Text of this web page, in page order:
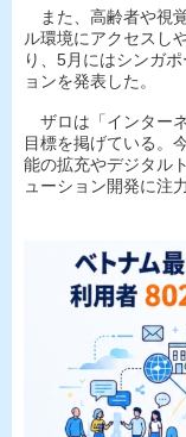
また、高齢者や視
ル環境にアクセスし
り、5月にはシンガ
ョンを発表した。
ザロは「インター
目標を掲げている。
能の拡充やデジタル
ューション開発に注